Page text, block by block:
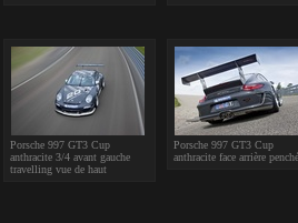
Porsche 997 GT3 Cup
anthracite 3/4 avant gauche
travelling vue de haut
Porsche 997 GT3 Cup
anthracite face arrière penché